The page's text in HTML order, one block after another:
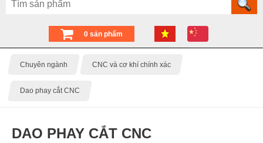
0 sản phẩm
Chuyên ngành CNC và cơ khí chính xác
Dao phay cắt CNC
DAO PHAY CẮT CNC